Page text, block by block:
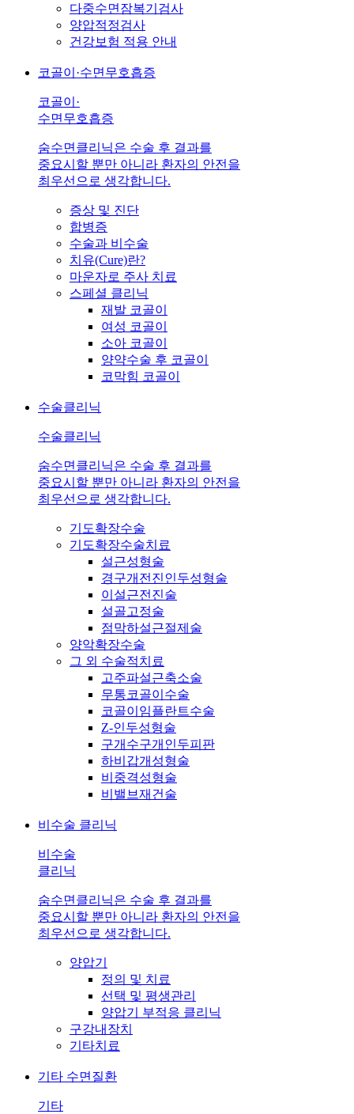
다중수면잠복기검사
양압적정검사
건강보험 적용 안내
코골이·수면무호흡증
코골이·
수면무호흡증
숨수면클리닉은 수술 후 결과를
중요시할 뿐만 아니라 환자의 안전을
최우선으로 생각합니다.
증상 및 진단
합병증
수술과 비수술
치유(Cure)란?
마운자로 주사 치료
스페셜 클리닉
재발 코골이
여성 코골이
소아 코골이
양약수술 후 코골이
코막힘 코골이
수술클리닉
수술클리닉
숨수면클리닉은 수술 후 결과를
중요시할 뿐만 아니라 환자의 안전을
최우선으로 생각합니다.
기도확장수술
기도확장수술치료
설근성형술
경구개전진인두성형술
이설근전진술
설골고정술
점막하설근절제술
양악확장수술
그 외 수술적치료
고주파설근축소술
무통코골이수술
코골이임플란트수술
Z-인두성형술
구개수구개인두피판
하비갑개성형술
비중격성형술
비밸브재건술
비수술 클리닉
비수술
클리닉
숨수면클리닉은 수술 후 결과를
중요시할 뿐만 아니라 환자의 안전을
최우선으로 생각합니다.
양압기
정의 및 치료
선택 및 평생관리
양압기 부적응 클리닉
구강내장치
기타치료
기타 수면질환
기타